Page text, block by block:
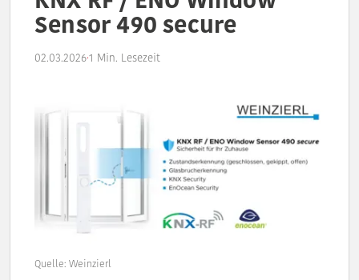
Sensor 490 secure
02.03.2026·1 Min. Lesezeit
Quelle: Weinzierl